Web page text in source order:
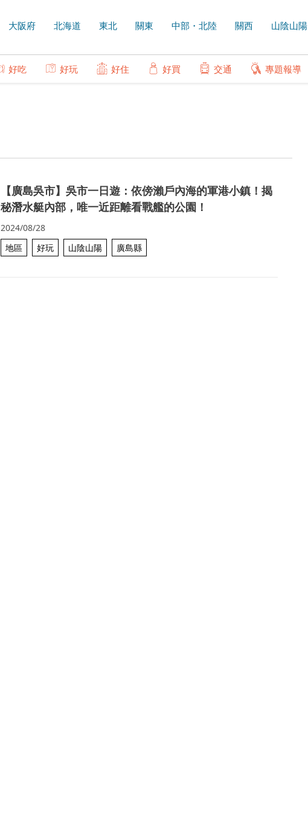
大阪府 北海道 東北 關東 中部・北陸 關西 山陰山陽
好吃 好玩 好住 好買 交通 專題報導
【廣島吳市】吳市一日遊：依傍瀨戶內海的軍港小鎮！揭
秘潛水艇內部，唯一近距離看戰艦的公園！
2024/08/28
地區
好玩 山陰山陽 廣島縣